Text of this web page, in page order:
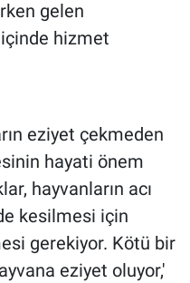
gelen
hizmet
eziyet çekmeden
hayati önem
hayvanların acı
kesilmesi için
gerekiyor. Kötü bir
eziyet oluyor,'